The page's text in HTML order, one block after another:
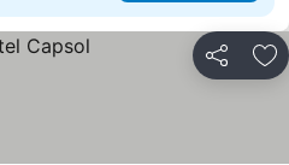
Partilhar